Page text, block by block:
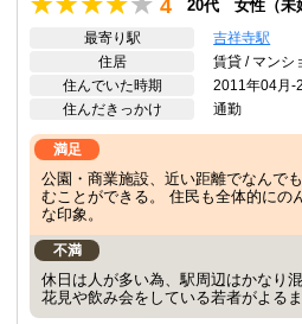
4 20代 女性（未
最寄り駅
吉祥寺駅
住居
賃貸 / マンシ
住んでいた時期
2011年04月-
住んだきっかけ
通勤
満足
公園・商業施設、近い距離でなんで
むことができる。 住民も全体的にの
な印象。
不満
休日は人が多い為、駅周辺はかなり
花見や飲み会をしている若者がよるま